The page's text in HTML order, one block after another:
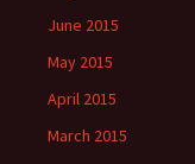
June 2015
May 2015
April 2015
March 2015